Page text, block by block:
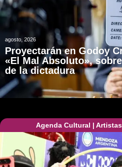
agosto, 2026
Proyectarán en Godoy
«El Mal Absoluto»,
de la dictadura
Agenda Cultural | Artistas